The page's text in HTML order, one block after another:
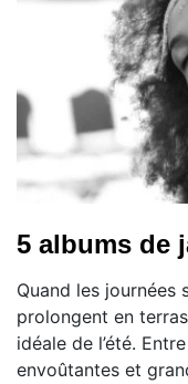
5 albums de
Quand les journées
prolongent en
idéale de l’été.
envoûtantes et